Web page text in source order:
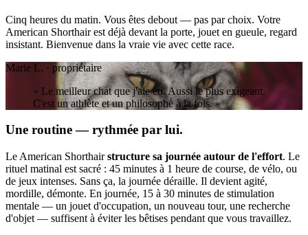
Cinq heures du matin. Vous êtes debout — pas par choix. Votre
American Shorthair est déjà devant la porte, jouet en gueule, regard
insistant. Bienvenue dans la vraie vie avec cette race.
Marie L. · propriétaire
« Le meilleur chat que j'aie eu. Aussi le plus exigeant.
C'est un athlète et un philosophe à la fois. »
Une routine — rythmée par lui.
Le American Shorthairstructure sa journée autour de l'effort. Le
rituel matinal est sacré : 45 minutes à 1 heure de course, de vélo, ou
de jeux intenses. Sans ça, la journée déraille. Il devient agité,
mordille, démonte. En journée, 15 à 30 minutes de stimulation
mentale — un jouet d'occupation, un nouveau tour, une recherche
d'objet — suffisent à éviter les bêtises pendant que vous travaillez.